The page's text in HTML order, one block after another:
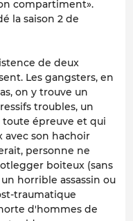
compartiment».
la saison 2 de
de deux
Les gangsters, en
on y trouve un
troubles, un
épreuve et qui
avec son hachoir
personne ne
boiteux (sans
horrible assassin ou
traumatique
d'hommes de